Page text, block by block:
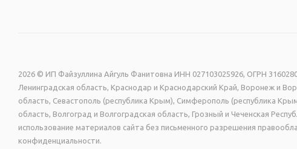
2026 © ИП Файзуллина Айгуль Фанитовна ИНН 027103025926, ОГРН
Ленинградская область, Краснодар и Краснодарский Край, Воронеж и
область, Севастополь (республика Крым), Симферополь (республика
область, Волгоград и Волгоградская область, Грозный и Чеченская
использование материалов сайта без письменного разрешения
конфиденциальности.